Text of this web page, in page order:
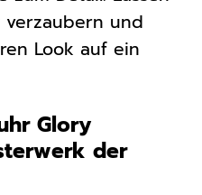
und
Look auf ein
Glory
der